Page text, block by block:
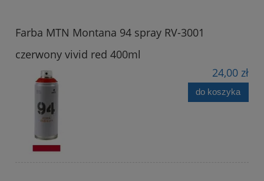
Farba MTN Montana 94 spray RV-3001
czerwony vivid red 400ml
24,00 zł
do koszyka